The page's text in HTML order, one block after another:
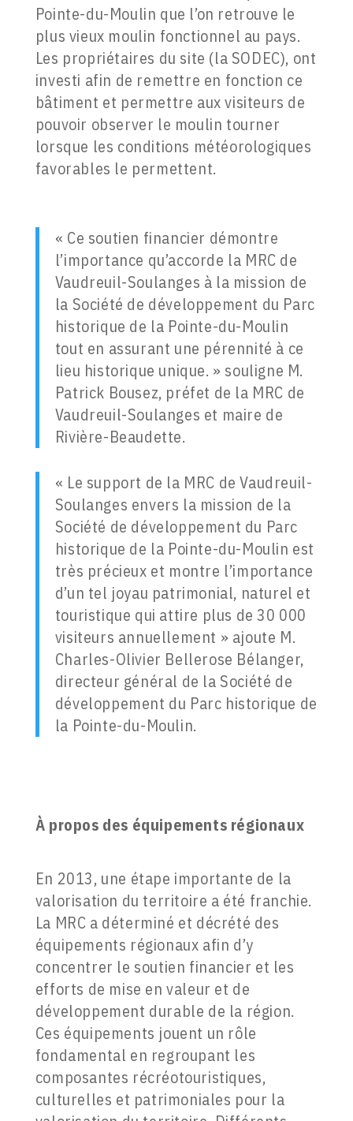
Pointe-du-Moulin que l’on retrouve le
plus vieux moulin fonctionnel au pays.
Les propriétaires du site (la SODEC), ont
investi afin de remettre en fonction ce
bâtiment et permettre aux visiteurs de
pouvoir observer le moulin tourner
lorsque les conditions météorologiques
favorables le permettent.
« Ce soutien financier démontre
l’importance qu’accorde la MRC de
Vaudreuil-Soulanges à la mission de
la Société de développement du Parc
historique de la Pointe-du-Moulin
tout en assurant une pérennité à ce
lieu historique unique. » souligne M.
Patrick Bousez, préfet de la MRC de
Vaudreuil-Soulanges et maire de
Rivière-Beaudette.
« Le support de la MRC de Vaudreuil-
Soulanges envers la mission de la
Société de développement du Parc
historique de la Pointe-du-Moulin est
très précieux et montre l’importance
d’un tel joyau patrimonial, naturel et
touristique qui attire plus de 30 000
visiteurs annuellement » ajoute M.
Charles-Olivier Bellerose Bélanger,
directeur général de la Société de
développement du Parc historique de
la Pointe-du-Moulin.
À propos des équipements régionaux
En 2013, une étape importante de la
valorisation du territoire a été franchie.
La MRC a déterminé et décrété des
équipements régionaux afin d’y
concentrer le soutien financier et les
efforts de mise en valeur et de
développement durable de la région.
Ces équipements jouent un rôle
fondamental en regroupant les
composantes récréotouristiques,
culturelles et patrimoniales pour la